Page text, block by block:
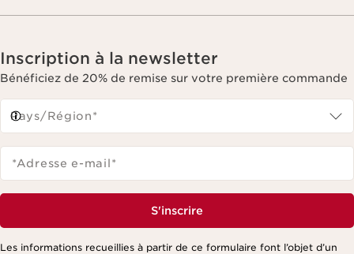
Inscription à la newsletter
Bénéficiez de 20% de remise sur votre première commande
Pays/Région*
*Adresse e-mail*
S'inscrire
Les informations recueillies à partir de ce formulaire font l’objet d’un